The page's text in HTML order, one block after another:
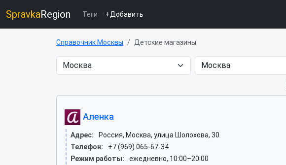
SpravkaRegion Теги +Добавить
Справочник Москвы Детские магазины
Аленка
Адрес:
Россия, Москва, улица Шолохова, 30
Телефон:
+7 (969) 065-67-34
Режим работы:
ежедневно, 10:00–20:00